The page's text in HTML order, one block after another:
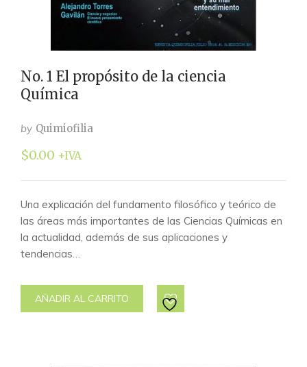
No. 1 El propósito de la ciencia
Química
by Quimiofilia
$0.00 +IVA
Una explicación del fundamento filosófico y teórico de
las áreas más importantes de las Ciencias Químicas en
la actualidad, además de sus aplicaciones y
tendencias…
AÑADIR AL CARRITO